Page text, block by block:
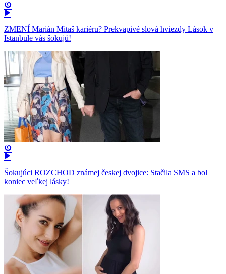
ZMENÍ Marián Mitaš kariéru? Prekvapivé slová hviezdy Lások v
Istanbule vás šokujú!
Šokujúci ROZCHOD známej českej dvojice: Stačila SMS a bol
koniec veľkej lásky!